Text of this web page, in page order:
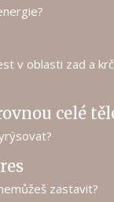
v oblasti zad a
celé
zastavit?